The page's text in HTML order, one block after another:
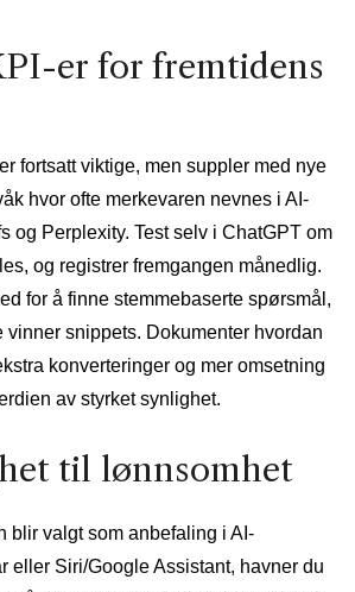
er for fremtidens
fortsatt viktige, men suppler med nye
hvor ofte merkevaren nevnes i AI-
og Perplexity. Test selv i ChatGPT om
og registrer fremgangen månedlig.
for å finne stemmebaserte spørsmål,
vinner snippets. Dokumenter hvordan
konverteringer og mer omsetning
av styrket synlighet.
til lønnsomhet
blir valgt som anbefaling i AI-
eller Siri/Google Assistant, havner du